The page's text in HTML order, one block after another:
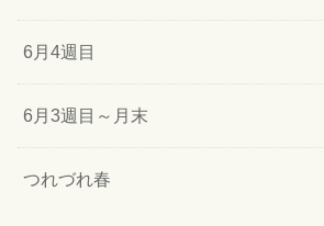
6月4週目
6月3週目～月末
つれづれ春